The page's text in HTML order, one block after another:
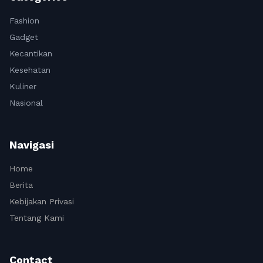
Fashion
Gadget
Kecantikan
Kesehatan
Kuliner
Nasional
Navigasi
Home
Berita
Kebijakan Privasi
Tentang Kami
Contact